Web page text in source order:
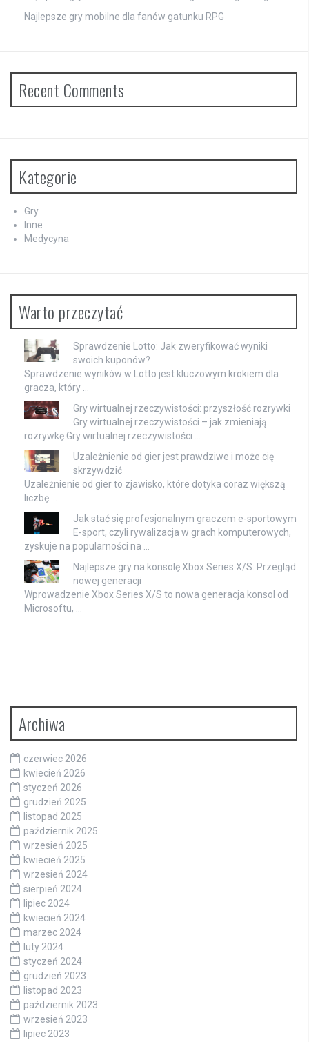
Najlepsze gry mobilne dla fanów gatunku RPG
Recent Comments
Kategorie
Gry
Inne
Medycyna
Warto przeczytać
Sprawdzenie Lotto: Jak zweryfikować wyniki
swoich kuponów?
Sprawdzenie wyników w Lotto jest kluczowym krokiem dla
gracza, który …
Gry wirtualnej rzeczywistości: przyszłość rozrywki
Gry wirtualnej rzeczywistości – jak zmieniają
rozrywkę Gry wirtualnej rzeczywistości …
Uzależnienie od gier jest prawdziwe i może cię
skrzywdzić
Uzależnienie od gier to zjawisko, które dotyka coraz większą
liczbę …
Jak stać się profesjonalnym graczem e-sportowym
E-sport, czyli rywalizacja w grach komputerowych,
zyskuje na popularności na …
Najlepsze gry na konsolę Xbox Series X/S: Przegląd
nowej generacji
Wprowadzenie Xbox Series X/S to nowa generacja konsol od
Microsoftu, …
Archiwa
czerwiec 2026
kwiecień 2026
styczeń 2026
grudzień 2025
listopad 2025
październik 2025
wrzesień 2025
kwiecień 2025
wrzesień 2024
sierpień 2024
lipiec 2024
kwiecień 2024
marzec 2024
luty 2024
styczeń 2024
grudzień 2023
listopad 2023
październik 2023
wrzesień 2023
lipiec 2023